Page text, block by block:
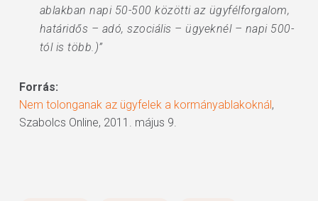
ablakban napi 50-500 közötti az ügyfélforgalom,
határidős – adó, szociális – ügyeknél – napi 500-
tól is több.)”
Forrás:
Nem tolonganak az ügyfelek a kormányablakoknál,
Szabolcs Online, 2011. május 9.